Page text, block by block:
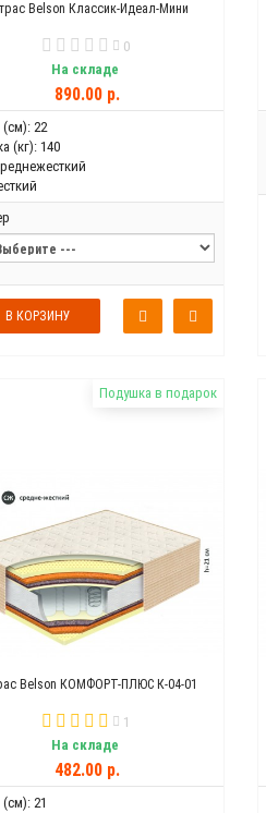
Belson Классик-Идеал-Мини
0
На складе
890.00 р.
(см): 22
(кг): 140
В КОРЗИНУ
Подушка в подарок
Belson КОМФОРТ-ПЛЮС К-04-01
1
На складе
482.00 р.
(см): 21